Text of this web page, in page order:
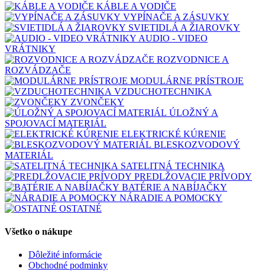
KÁBLE A VODIČE
VYPÍNAČE A ZÁSUVKY
SVIETIDLÁ A ŽIAROVKY
AUDIO - VIDEO
VRÁTNIKY
ROZVODNICE A
ROZVÁDZAČE
MODULÁRNE PRÍSTROJE
VZDUCHOTECHNIKA
ZVONČEKY
ÚLOŽNÝ A
SPOJOVACÍ MATERIÁL
ELEKTRICKÉ KÚRENIE
BLESKOZVODOVÝ
MATERIÁL
SATELITNÁ TECHNIKA
PREDLŽOVACIE PRÍVODY
BATÉRIE A NABÍJAČKY
NÁRADIE A POMOCKY
OSTATNÉ
Všetko o nákupe
Dôležité informácie
Obchodné podminky